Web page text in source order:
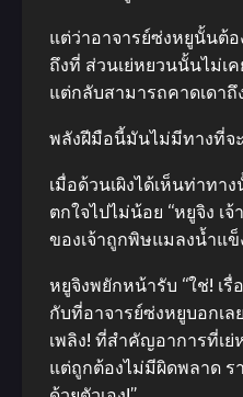
แต่ว่าอาจารย์ซ่งหยูนั้นต้อ
ถึงที่ ส่วนเย่หยวนนั้นไม่เ
แต่กลับสามารถคาดเดา
พลังฝีมือนี้มันไม่มีทางที่จ
เมื่อด้วนเผิงได้เห็นท่าทา
ตกใจไปไม่น้อย “หยูจิง เ
ของเจ้าถูกพิษแมลงน้ำแข็
หยูจิงพยักหน้ารับ “ใช่! เ
กับที่อาจารย์ซ่งหยูบอกเ
เพลิง! ที่สำคัญอาการที่เ
แต่ถูกต้องไม่มีผิดพลาด ร